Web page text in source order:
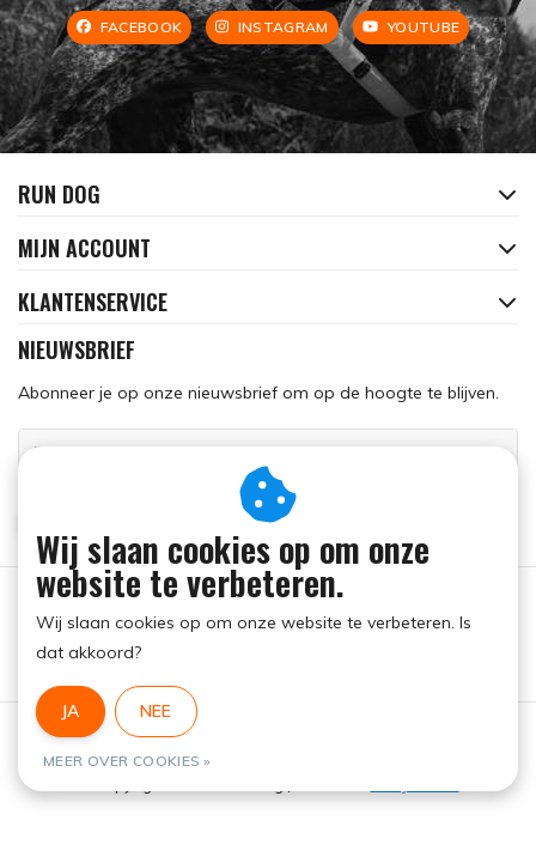
FACEBOOK INSTAGRAM YOUTUBE
RUN DOG
MIJN ACCOUNT
KLANTENSERVICE
NIEUWSBRIEF
Abonneer je op onze nieuwsbrief om op de hoogte te blijven.
Algemene voorwaarden
Wij slaan cookies op om onze
website te verbeteren.
Wij slaan cookies op om onze website te verbeteren. Is
dat akkoord?
JA NEE
MEER OVER COOKIES »